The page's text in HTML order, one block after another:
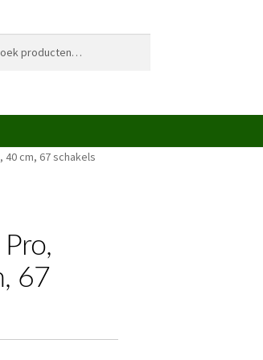
40 cm, 67 schakels
67